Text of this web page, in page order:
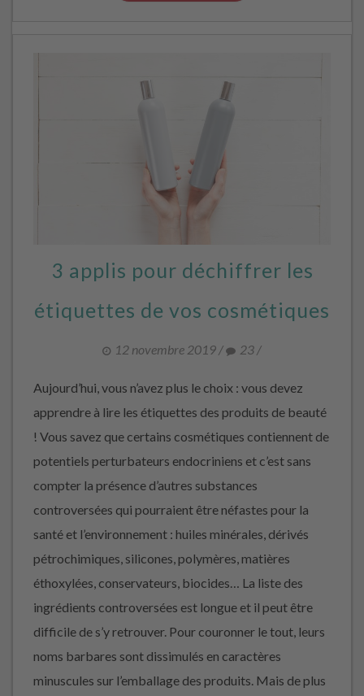
3 applis pour déchiffrer les
étiquettes de vos cosmétiques
12 novembre 2019 / 23 /
Aujourd’hui, vous n’avez plus le choix : vous devez
apprendre à lire les étiquettes des produits de beauté
! Vous savez que certains cosmétiques contiennent de
potentiels perturbateurs endocriniens et c’est sans
compter la présence d’autres substances
controversées qui pourraient être néfastes pour la
santé et l’environnement : huiles minérales, dérivés
pétrochimiques, silicones, polymères, matières
éthoxylées, conservateurs, biocides… La liste des
ingrédients controversées est longue et il peut être
difficile de s’y retrouver. Pour couronner le tout, leurs
noms barbares sont dissimulés en caractères
minuscules sur l’emballage des produits. Mais de plus